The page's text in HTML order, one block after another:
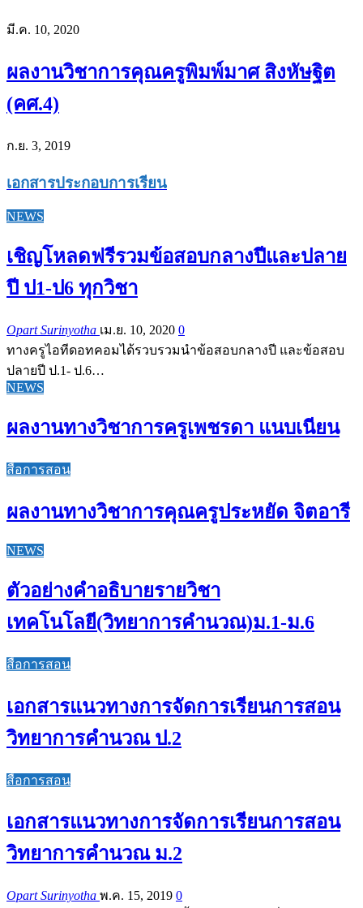
มี.ค. 10, 2020
ผลงานวิชาการคุณครูพิมพ์มาศ สิงหัษฐิต
(คศ.4)
ก.ย. 3, 2019
เอกสารประกอบการเรียน
NEWS
เชิญโหลดฟรีรวมข้อสอบกลางปีและปลาย
ปี ป1-ป6 ทุกวิชา
Opart Surinyotha เม.ย. 10, 2020 0
ทางครูไอทีดอทคอมได้รวบรวมนำข้อสอบกลางปี และข้อสอบ
ปลายปี ป.1- ป.6…
NEWS
ผลงานทางวิชาการครูเพชรดา แนบเนียน
สื่อการสอน
ผลงานทางวิชาการคุณครูประหยัด จิตอารี
NEWS
ตัวอย่างคำอธิบายรายวิชา
เทคโนโลยี(วิทยาการคำนวณ)ม.1-ม.6
สื่อการสอน
เอกสารแนวทางการจัดการเรียนการสอน
วิทยาการคำนวณ ป.2
สื่อการสอน
เอกสารแนวทางการจัดการเรียนการสอน
วิทยาการคำนวณ ม.2
Opart Surinyotha พ.ค. 15, 2019 0